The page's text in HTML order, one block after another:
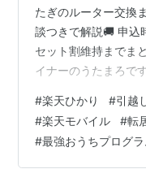
たぎのルーター交換
談つきで解説🚚 申込
セット割維持までま
イナーのうたまろで
ろも数年前西日本→
要って知って「え、
💡 そんな実体験をま
費・セット割の維持
#楽天ひかり #引越
#楽天モバイル #転
#最強おうちプログラ